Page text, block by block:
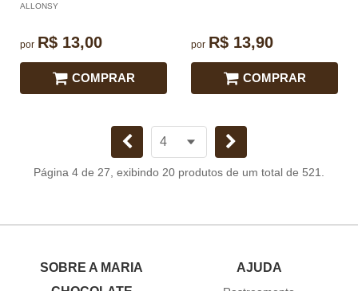
ALLONSY
por R$ 13,00
COMPRAR
por R$ 13,90
COMPRAR
Página 4 de 27, exibindo 20 produtos de um total de 521.
SOBRE A MARIA
AJUDA